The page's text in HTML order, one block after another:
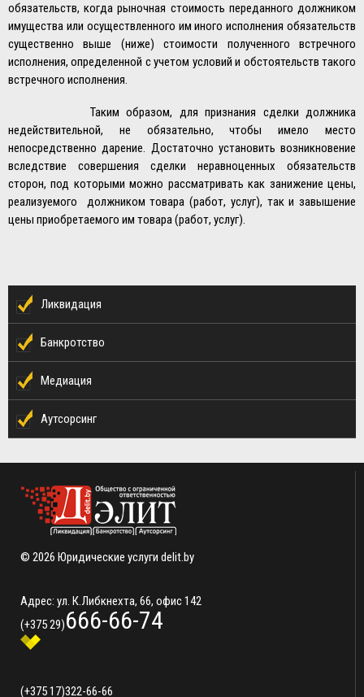
обязательств, когда рыночная стоимость переданного должником
имущества или осуществленного им иного исполнения обязательств
существенно выше (ниже) стоимости полученного встречного
исполнения, определенной с учетом условий и обстоятельств такого
встречного исполнения.
Таким образом, для признания сделки должника
недействительной, не обязательно, чтобы имело место
непосредственно дарение. Достаточно установить возникновение
вследствие совершения сделки неравноценных обязательств
сторон, под которыми можно рассматривать как занижение цены,
реализуемого должником товара (работ, услуг), так и завышение
цены приобретаемого им товара (работ, услуг).
Ликвидация
Банкротство
Медиация
Аутсорсинг
© 2026 Юридические услуги delit.by
Адрес: ул. К.Либкнехта, 66, офис 142
(+375 29)666-66-74
(+375 17)322-66-66